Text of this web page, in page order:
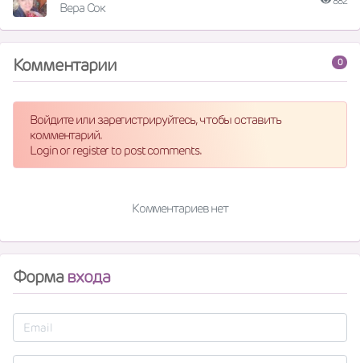
Вера Сок
0
Комментарии
Войдите или зарегистрируйтесь, чтобы оставить
комментарий.
Login or register to post comments.
Комментариев нет
Формавхода